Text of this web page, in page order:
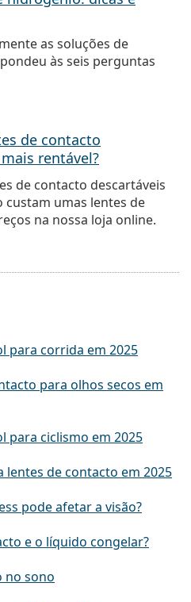
as soluções de
às seis perguntas
de contacto
rentável?
de contacto descartáveis
custam umas lentes de
na nossa loja online.
para corrida em 2025
para olhos secos em
para ciclismo em 2025
lentes de contacto em 2025
pode afetar a visão?
e o líquido congelar?
no sono